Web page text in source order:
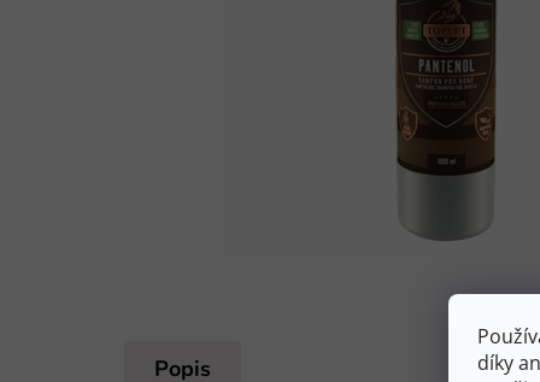
díky
Popis